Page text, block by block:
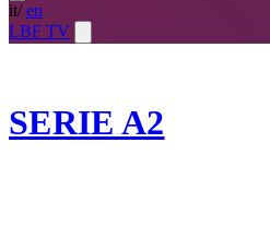
it/ en
LBF TV
SERIE A2